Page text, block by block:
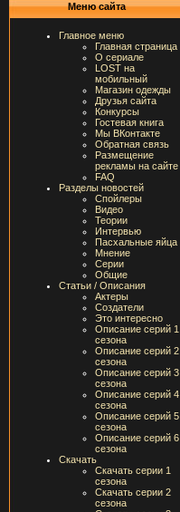
Меню сайта
Главное меню
Главная страница
О сериале
LOST на
мобильный
Магазин одежды
Друзья сайта
Конкурсы
Гостевая книга
Мы ВКонтакте
Обратная связь
Размещение
рекламы на сайте
FAQ
Разделы новостей
Спойлеры
Видео
Теории
Интервью
Пасхальные яйца
Мнение
Серии
Общие
Статьи / Описания
Актеры
Создатели
Это интересно
Описание серий 1
сезона
Описание серий 2
сезона
Описание серий 3
сезона
Описание серий 4
сезона
Описание серий 5
сезона
Описание серий 6
сезона
Скачать
Скачать серии 1
сезона
Скачать серии 2
сезона